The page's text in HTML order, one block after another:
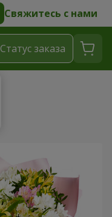
Свяжитесь с нами
Cтатус заказа